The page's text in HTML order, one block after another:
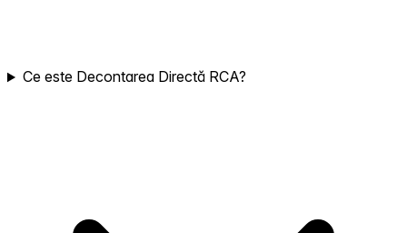
Ce este Decontarea Directă RCA?